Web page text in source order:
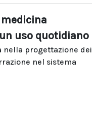
uso quotidiano
progettazione dei
nel sistema